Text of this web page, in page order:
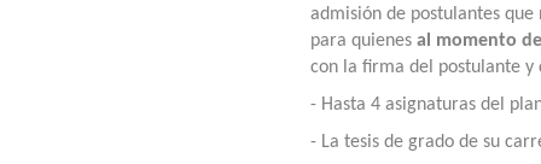
admisión de postulantes
para quienes al momento
con la firma del postulante y
- Hasta 4 asignaturas del
- La tesis de grado de su